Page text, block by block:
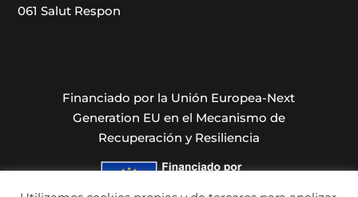
061 Salut Respon
Financiado por la Unión Europea-Next
Generation EU en el Mecanismo de
Recuperación y Resiliencia